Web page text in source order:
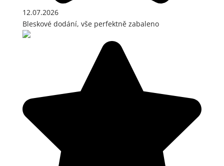
12.07.2026
Bleskové dodání, vše perfektně zabaleno